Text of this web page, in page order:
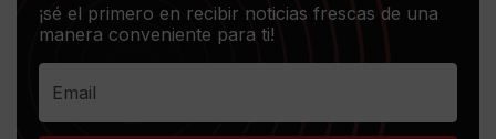
¡sé el primero en recibir noticias frescas de una
manera conveniente para ti!